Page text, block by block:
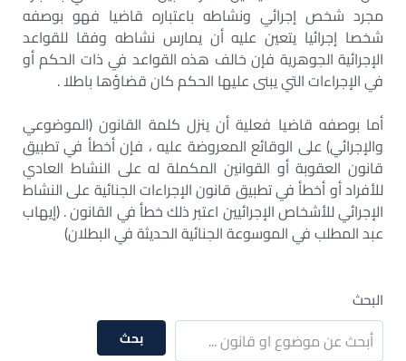
مجرد شخص إجرائي ونشاطه باعتباره قاضيا فهو بوصفه
شخصا إجرائيا يتعين عليه أن يمارس نشاطه وفقا للقواعد
الإجرائية الجوهرية فإن خالف هذه القواعد في ذات الحكم أو
في الإجراءات التي يبنى عليها الحكم كان قضاؤها باطلا .
أما بوصفه قاضيا فعلية أن ينزل كلمة القانون (الموضوعي
والإجرائي) على الوقائع المعروضة عليه ، فإن أخطأ في تطبيق
قانون العقوبة أو القوانين المكملة له على النشاط العادي
للأفراد أو أخطأ في تطبيق قانون الإجراءات الجنائية على النشاط
الإجرائي للأشخاص الإجرائيين اعتبر ذلك خطأ في القانون . (إيهاب
عبد المطلب في الموسوعة الجنائية الحديثة في البطلان)
البحث
بحث